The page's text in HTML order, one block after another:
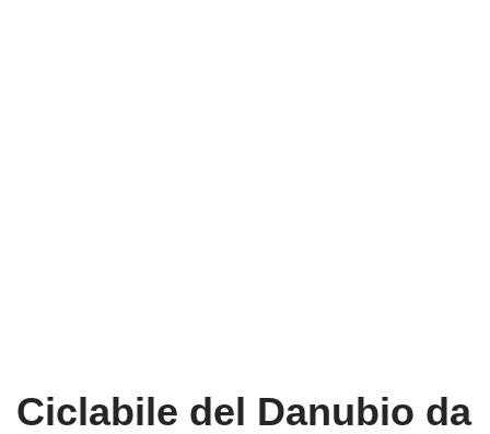
Ciclabile del Danubio da